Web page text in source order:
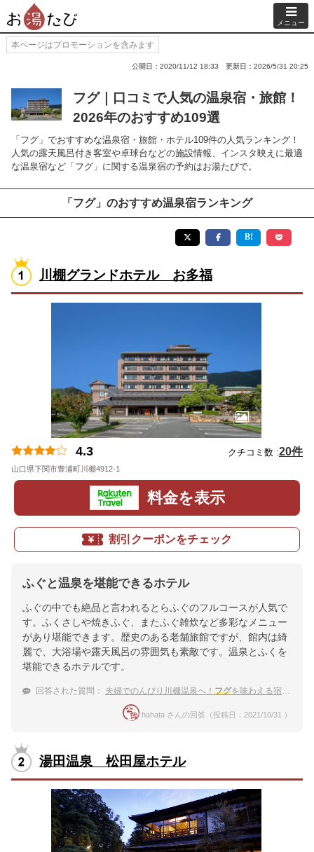
メニュー
本ページはプロモーションを含みます
公開日：2020/11/12 18:33 更新日：2026/5/31 20:25
フグ｜口コミで人気の温泉宿・旅館！
2026年のおすすめ109選
「フグ」でおすすめな温泉宿・旅館・ホテル109件の人気ランキング！
人気の露天風呂付き客室や卓球台などの施設情報、インスタ映えに最適
な温泉宿など「フグ」に関する温泉宿の予約はお湯たびで。
「フグ」のおすすめ温泉宿ランキング
川棚グランドホテル お多福
4.3 クチコミ数 :20件
山口県下関市豊浦町川棚4912-1
料金を表示
割引クーポンをチェック
ふぐと温泉を堪能できるホテル
ふぐの中でも絶品と言われるとらふぐのフルコースが人気で
す。ふくさしや焼きふぐ、またふぐ雑炊など多彩なメニュー
があり堪能できます。歴史のある老舗旅館ですが、館内は綺
麗で、大浴場や露天風呂の雰囲気も素敵です。温泉とふくを
堪能できるホテルです。
回答された質問： 夫婦でのんびり川棚温泉へ！ フグを味わえる宿は？
hahata さんの回答（投稿日：2021/10/31 ）
湯田温泉 松田屋ホテル